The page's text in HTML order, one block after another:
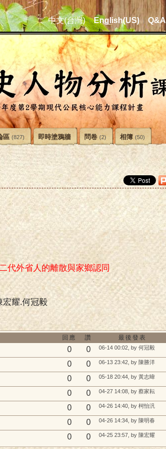
中文(台灣)
English(US) Q&A
區 (827) 即時塗鴉牆 問卷 (2) 相簿 (50)
代外省人的離散與家鄉認同
宏耀.何冠毅
回應 讚 最後發表
0 0 06-14 00:02, by 何冠毅
0 0 06-13 23:42, by 陳勝洋
0 0 05-18 20:44, by 黃志暐
0 0 04-27 14:08, by 蔡家耘
0 0 04-26 14:40, by 柯怡汎
0 0 04-26 14:34, by 陳明春
0 0 04-25 23:57, by 陳宏耀